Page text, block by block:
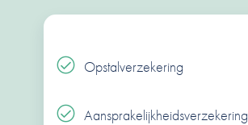
Opstalverzekering
Aansprakelijkheidsverzekering